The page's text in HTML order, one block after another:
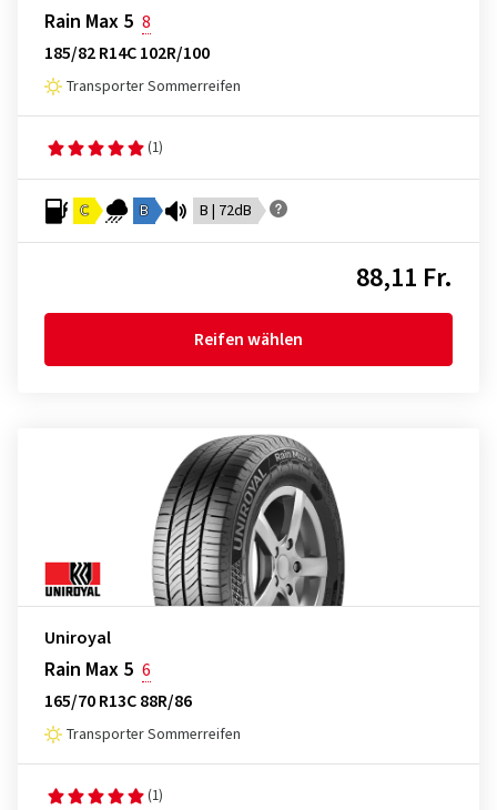
Rain Max 5 8
185/82 R14C 102R/100
Transporter Sommerreifen
(1)
C B B | 72dB
88,11 Fr.
Reifen wählen
Uniroyal
Rain Max 5 6
165/70 R13C 88R/86
Transporter Sommerreifen
(1)